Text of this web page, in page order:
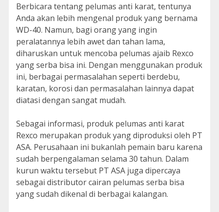
Berbicara tentang pelumas anti karat, tentunya
Anda akan lebih mengenal produk yang bernama
WD-40. Namun, bagi orang yang ingin
peralatannya lebih awet dan tahan lama,
diharuskan untuk mencoba pelumas ajaib Rexco
yang serba bisa ini. Dengan menggunakan produk
ini, berbagai permasalahan seperti berdebu,
karatan, korosi dan permasalahan lainnya dapat
diatasi dengan sangat mudah.
Sebagai informasi, produk pelumas anti karat
Rexco merupakan produk yang diproduksi oleh PT
ASA. Perusahaan ini bukanlah pemain baru karena
sudah berpengalaman selama 30 tahun. Dalam
kurun waktu tersebut PT ASA juga dipercaya
sebagai distributor cairan pelumas serba bisa
yang sudah dikenal di berbagai kalangan.